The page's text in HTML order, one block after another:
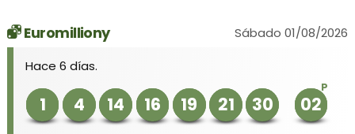
Euromilliony
Sábado 01/08/2026
Hace 6 días.
1 4 14 16 19 21 30
P
02